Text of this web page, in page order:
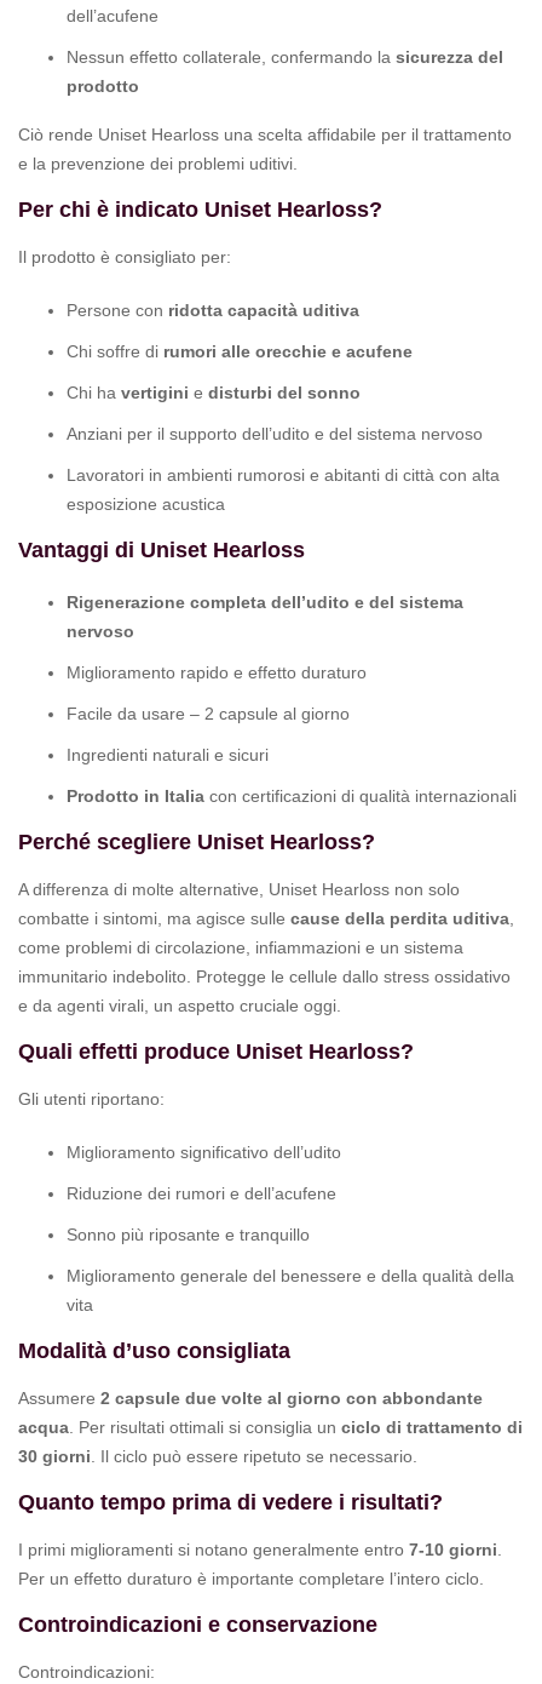
dell’acufene
Nessun effetto collaterale, confermando la sicurezza del
prodotto
Ciò rende Uniset Hearloss una scelta affidabile per il trattamento
e la prevenzione dei problemi uditivi.
Per chi è indicato Uniset Hearloss?
Il prodotto è consigliato per:
Persone con ridotta capacità uditiva
Chi soffre di rumori alle orecchie e acufene
Chi ha vertigini e disturbi del sonno
Anziani per il supporto dell’udito e del sistema nervoso
Lavoratori in ambienti rumorosi e abitanti di città con alta
esposizione acustica
Vantaggi di Uniset Hearloss
Rigenerazione completa dell’udito e del sistema
nervoso
Miglioramento rapido e effetto duraturo
Facile da usare – 2 capsule al giorno
Ingredienti naturali e sicuri
Prodotto in Italia con certificazioni di qualità internazionali
Perché scegliere Uniset Hearloss?
A differenza di molte alternative, Uniset Hearloss non solo
combatte i sintomi, ma agisce sulle cause della perdita uditiva
come problemi di circolazione, infiammazioni e un sistema
immunitario indebolito. Protegge le cellule dallo stress ossidativo
e da agenti virali, un aspetto cruciale oggi.
Quali effetti produce Uniset Hearloss?
Gli utenti riportano:
Miglioramento significativo dell’udito
Riduzione dei rumori e dell’acufene
Sonno più riposante e tranquillo
Miglioramento generale del benessere e della qualità della
vita
Modalità d’uso consigliata
Assumere 2 capsule due volte al giorno con abbondante
acqua . Per risultati ottimali si consiglia un ciclo di trattamento di
30 giorni . Il ciclo può essere ripetuto se necessario.
Quanto tempo prima di vedere i risultati?
I primi miglioramenti si notano generalmente entro 7-10 giorni
Per un effetto duraturo è importante completare l’intero ciclo.
Controindicazioni e conservazione
Controindicazioni: